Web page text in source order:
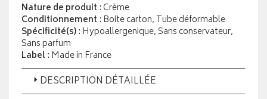
Nature de produit : Crème
Conditionnement : Boite carton, Tube déformable
Spécificité(s): Hypoallergenique, Sans conservateur,
Sans parfum
Label: Made in France
DESCRIPTION DÉTAILLÉE